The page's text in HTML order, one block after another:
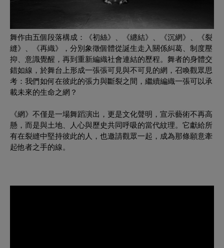
舞作由五個段落構成：《初絲》、《纏結》、《沉網》、《裂
縫》、《再織》，分別象徵個體從誕生走入關係糾葛、制度壓
抑、意識覺醒，再到重新編織社會連結的歷程。舞者的身體交
錯如線，於舞台上形成一張張可見與不可見的網，召喚觀眾思
考：我們如何在彼此的張力與斷裂之間，繼續編織一張可以承
載未來的生命之網？
《網》不僅是一場舞蹈演出，更是文化聲明，宣示藝術不再高
懸，而是與土地、人心與歷史共同呼吸的當代紋理。它獻給所
有在裂縫中堅持彼此的人，也邀請觀眾一起，成為那條願意牽
起他者之手的線。